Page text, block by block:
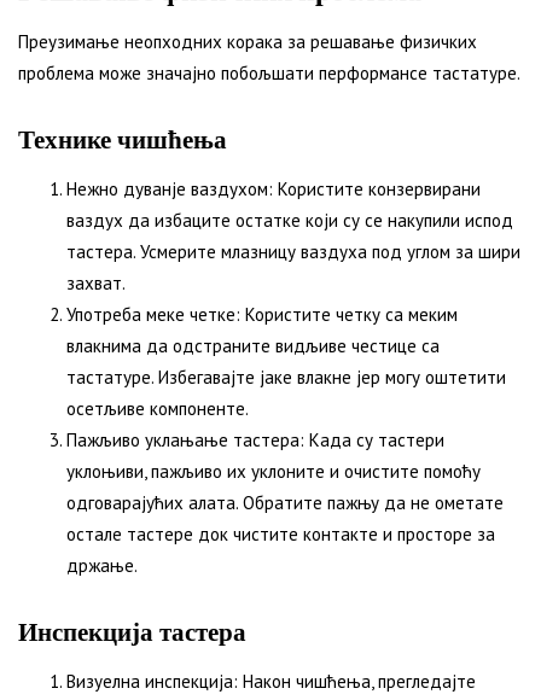
Преузимање неопходних корака за решавање физичких
проблема може значајно побољшати перформансе тастатуре.
Технике чишћења
Нежно дуванје ваздухом: Користите конзервирани
ваздух да избаците остатке који су се накупили испод
тастера. Усмерите млазницу ваздуха под углом за шири
захват.
Употреба меке четке: Користите четку са меким
влакнима да одстраните видљиве честице са
тастатуре. Избегавајте јаке влакне јер могу оштетити
осетљиве компоненте.
Пажљиво уклањање тастера: Када су тастери
уклоњиви, пажљиво их уклоните и очистите помоћу
одговарајућих алата. Обратите пажњу да не ометате
остале тастере док чистите контакте и просторе за
држање.
Инспекција тастера
Визуелна инспекција: Након чишћења, прегледајте